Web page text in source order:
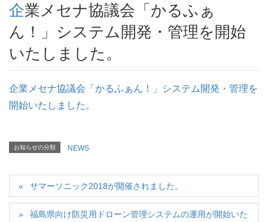
企業メセナ協議会「かるふぁ
ん！」システム開発・管理を開始
いたしました。
企業メセナ協議会「かるふぁん！」システム開発・管理を
開始いたしました。
お知らせの分類 NEWS
サマーソニック2018が開催されました。
福島県向け防災用ドローン管理システムの運用が開始いた